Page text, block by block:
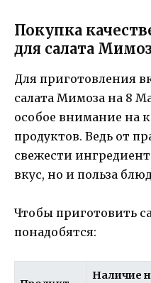
Покупка
для салата
Для приготовления
салата Мимоза на 8
особое внимание на
продуктов. Ведь от
свежести
вкус, но и польза
Чтобы приготовить
понадобятся:
Наличие